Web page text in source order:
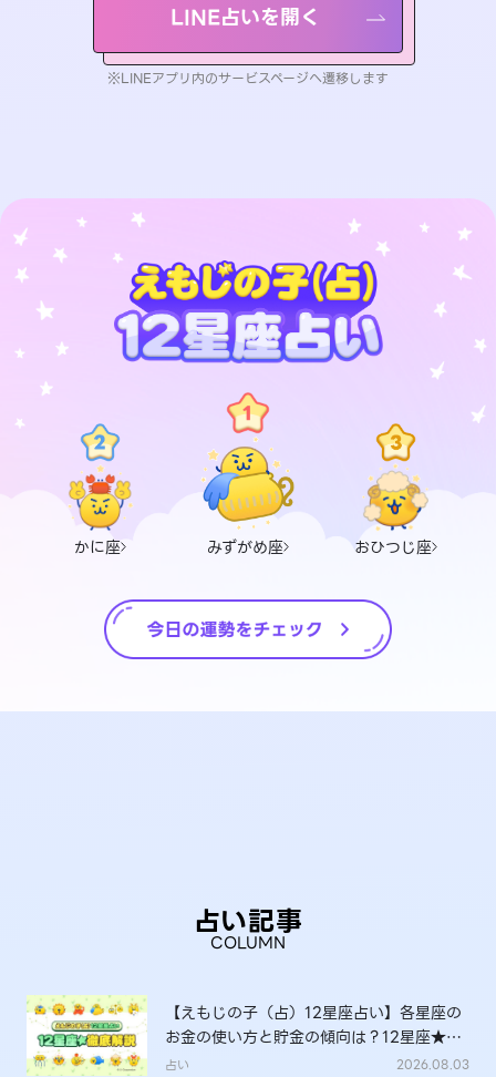
LINE占いを開く
※LINEアプリ内のサービスページへ遷移します
かに座 みずがめ座 おひつじ座
占い記事
COLUMN
【えもじの子（占）12星座占い】各星座の
お金の使い方と貯金の傾向は？12星座★徹
底解説
占い 2026.08.03